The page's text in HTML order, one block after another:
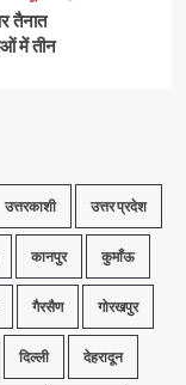
तैनात
में तीन
उत्तरकाशी उत्तर प्रदेश
कानपुर कुमाँऊ
गैरसैण गोरखपुर
दिल्ली देहरादून